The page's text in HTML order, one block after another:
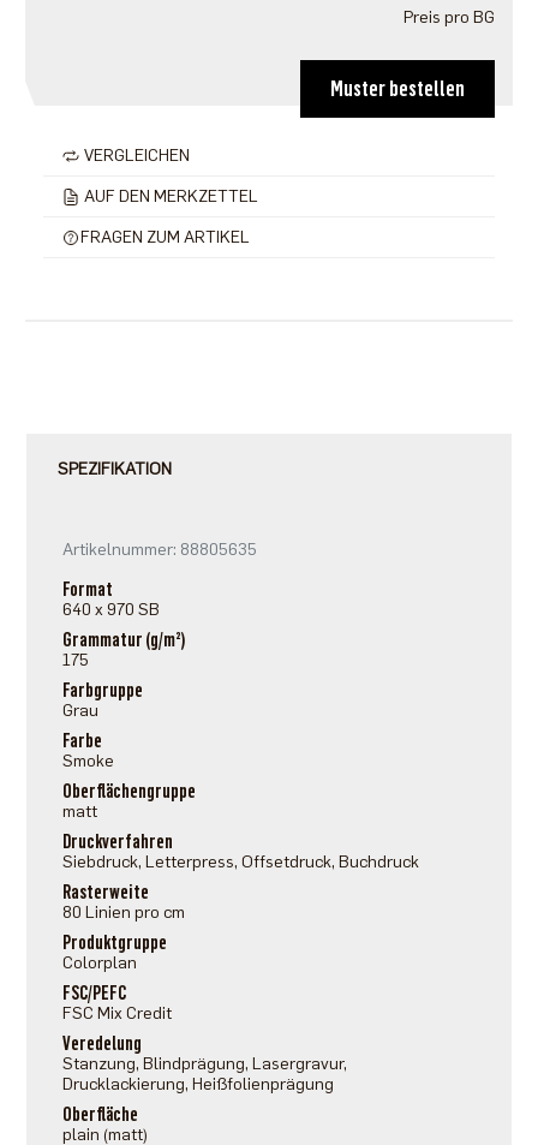
Preis pro BG
Muster bestellen
VERGLEICHEN
AUF DEN MERKZETTEL
FRAGEN ZUM ARTIKEL
SPEZIFIKATION
Artikelnummer: 88805635
Format
640 x 970 SB
Grammatur (g/m²)
175
Farbgruppe
Grau
Farbe
Smoke
Oberflächengruppe
matt
Druckverfahren
Siebdruck, Letterpress, Offsetdruck, Buchdruck
Rasterweite
80 Linien pro cm
Produktgruppe
Colorplan
FSC/PEFC
FSC Mix Credit
Veredelung
Stanzung, Blindprägung, Lasergravur,
Drucklackierung, Heißfolienprägung
Oberfläche
plain (matt)